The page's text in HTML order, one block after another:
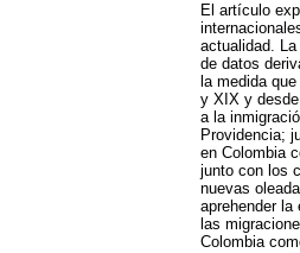
El artículo
actualidad.
de datos
la medida
y XIX y
a la
Providencia;
en Colombia
junto con los
nuevas
aprehender la
las
Colombia